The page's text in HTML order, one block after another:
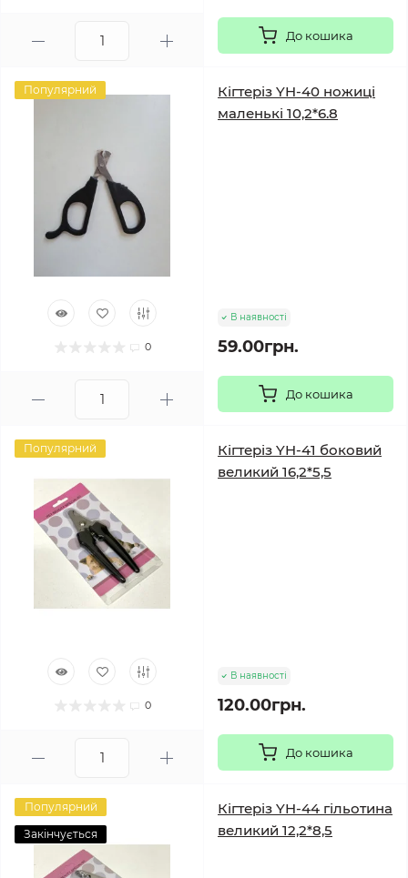
До кошика
Популярний
0
Кігтеріз YH-40 ножиці
маленькі 10,2*6.8
В наявності
59.00грн.
До кошика
Популярний
0
Кігтеріз YH-41 боковий
великий 16,2*5,5
В наявності
120.00грн.
До кошика
Популярний
Закінчується
Кігтеріз YH-44 гільотина
великий 12,2*8,5